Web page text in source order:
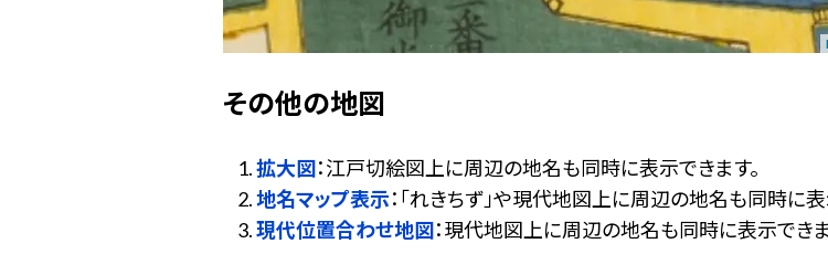
その他の地図
拡大図：江戸切絵図上に周辺の地名も同時に表示できます。
地名マップ表示：「れきちず」や現代地図上に周辺の地名も同時に表
現代位置合わせ地図：現代地図上に周辺の地名も同時に表示できま